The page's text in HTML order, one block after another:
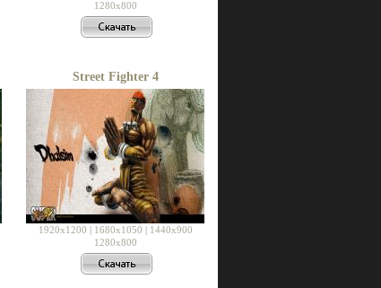
1280x800
Street Fighter 4
1920x1200 | 1680x1050 | 1440x900
1280x800